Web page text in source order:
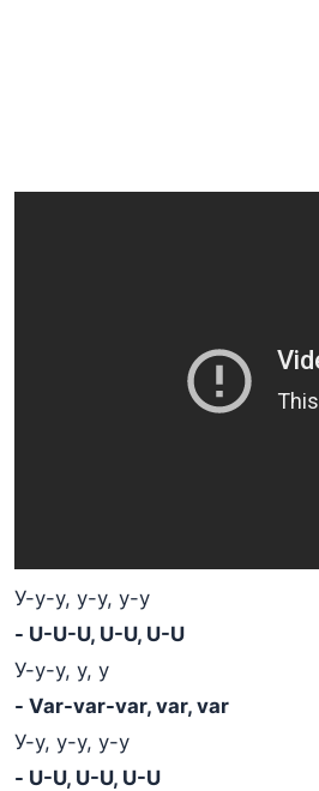
У-у-у, у-у, у-у
- U-U-U, U-U, U-U
У-у-у, у, у
- Var-var-var, var, var
У-у, у-у, у-у
- U-U, U-U, U-U